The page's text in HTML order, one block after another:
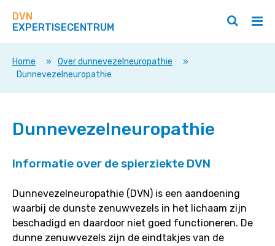
direct
op
deze
DVN
EXPERTISECENTRUM
/
Zoeken
/
Home » Over dunnevezelneuropathie
»
Dunnevezelneuropathie
Dunnevezelneuropathie
Informatie over de spierziekte DVN
Dunnevezelneuropathie (DVN) is een aandoening
waarbij de dunste zenuwvezels in het lichaam zijn
beschadigd en daardoor niet goed functioneren. De
dunne zenuwvezels zijn de eindtakjes van de